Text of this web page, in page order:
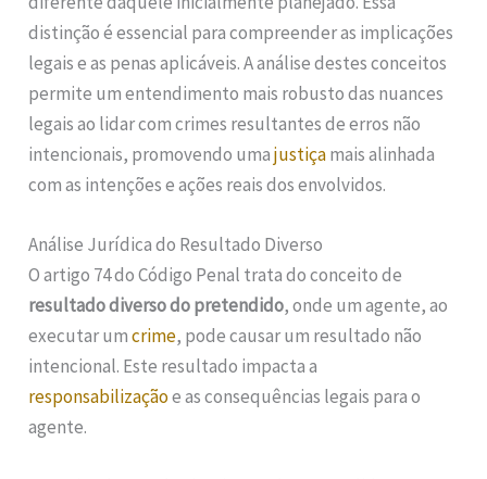
distinção é essencial para compreender as implicações
legais e as penas aplicáveis. A análise destes conceitos
permite um entendimento mais robusto das nuances
legais ao lidar com crimes resultantes de erros não
intencionais, promovendo umajustiçamais alinhada
com as intenções e ações reais dos envolvidos.
Análise Jurídica do Resultado Diverso
O artigo 74 do Código Penal trata do conceito de
resultado diverso do pretendido, onde um agente, ao
executar umcrime, pode causar um resultado não
intencional. Este resultado impacta a
responsabilizaçãoe as consequências legais para o
agente.